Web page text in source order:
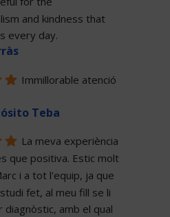
and kindness that
every day.
Immillorable atenció
Teba
La meva experiència
que positiva. Estic molt
i a tot l'equip, ja que
fet, al meu fill se li
diagnòstic, amb el qual